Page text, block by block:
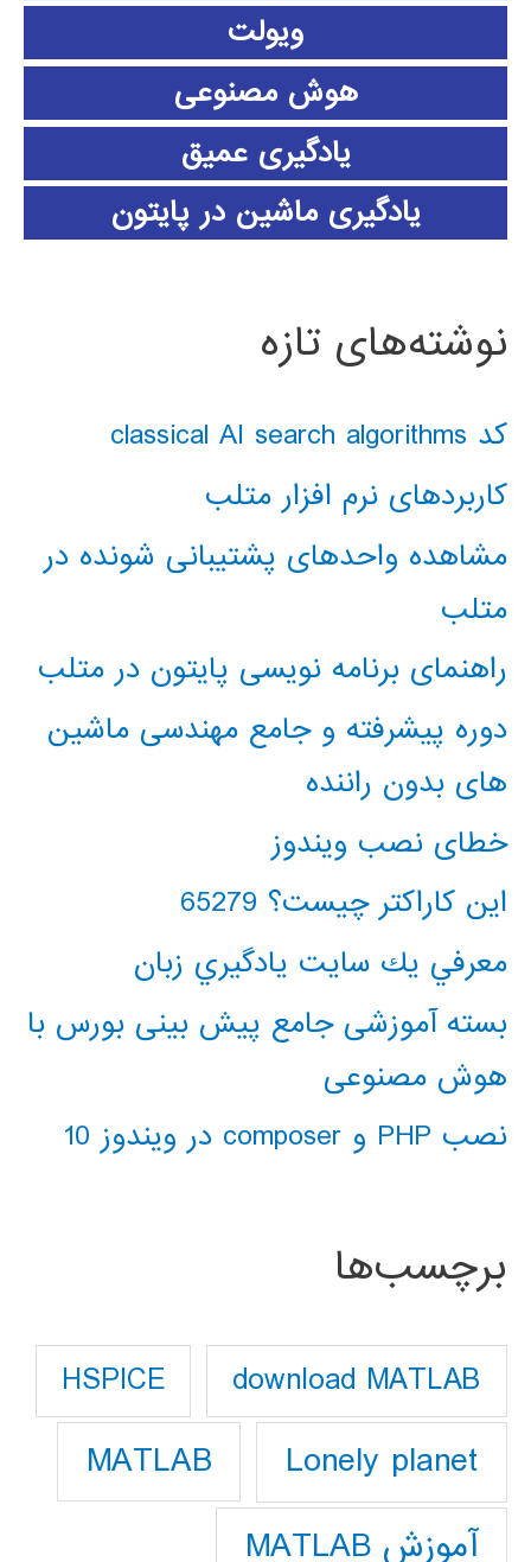
ویولت
هوش مصنوعی
یادگیری عمیق
یادگیری ماشین در پایتون
نوشته‌های تازه
کد classical AI search algorithms
کاربردهای نرم افزار متلب
مشاهده واحدهای پشتیبانی شونده در
متلب
راهنمای برنامه نویسی پایتون در متلب
دوره پیشرفته و جامع مهندسی ماشین
های بدون راننده
خطای نصب ویندوز
این کاراکتر چیست؟ 65279
معرفي يك سايت يادگيري زبان
بسته آموزشی جامع پیش بینی بورس با
هوش مصنوعی
نصب PHP و composer در ویندوز 10
برچسب‌ها
download MATLAB
HSPICE
Lonely planet
MATLAB
آموزش MATLAB